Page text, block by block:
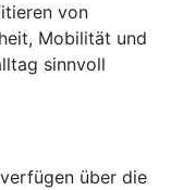
von
Mobilität und
sinnvoll
über die